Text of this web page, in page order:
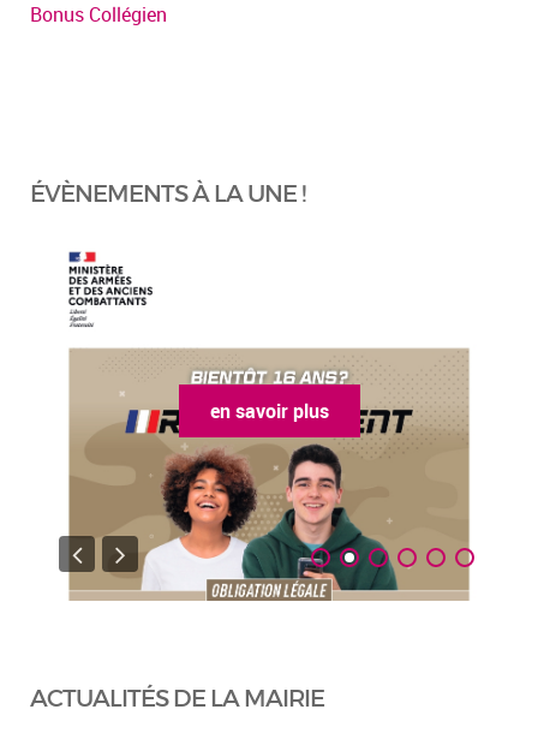
Bonus Collégien
ÉVÈNEMENTS À LA UNE !
en savoir plus
ACTUALITÉS DE LA MAIRIE